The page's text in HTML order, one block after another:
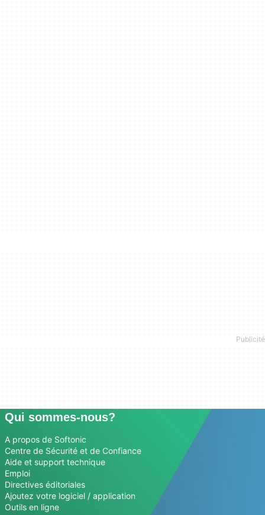
Qui sommes-nous?
A propos de Softonic
Centre de Sécurité et de Confiance
Aide et support technique
Emploi
Directives éditoriales
Ajoutez votre logiciel / application
Outils en ligne